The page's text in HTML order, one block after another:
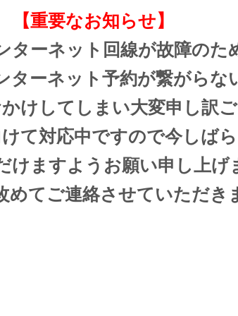
【重要なお知らせ】
ターネット回線が故障のた
ターネット予約が繋がらな
けしてしまい大変申し訳ご
て対応中ですので今しばら
けますようお願い申し上げ
めてご連絡させていただき